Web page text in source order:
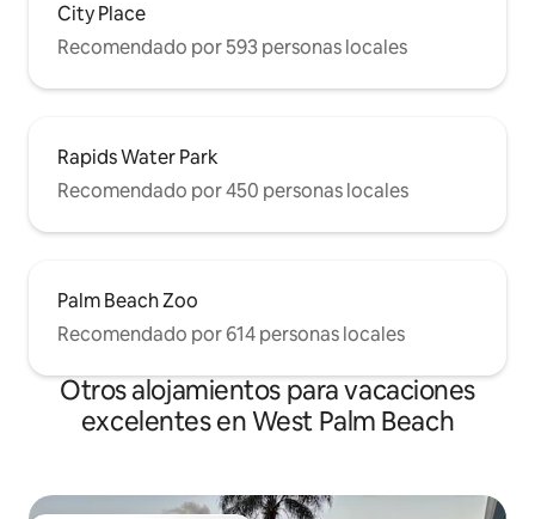
City Place
Recomendado por 593 personas locales
Rapids Water Park
Recomendado por 450 personas locales
Palm Beach Zoo
Recomendado por 614 personas locales
Otros alojamientos para vacaciones
excelentes en West Palm Beach